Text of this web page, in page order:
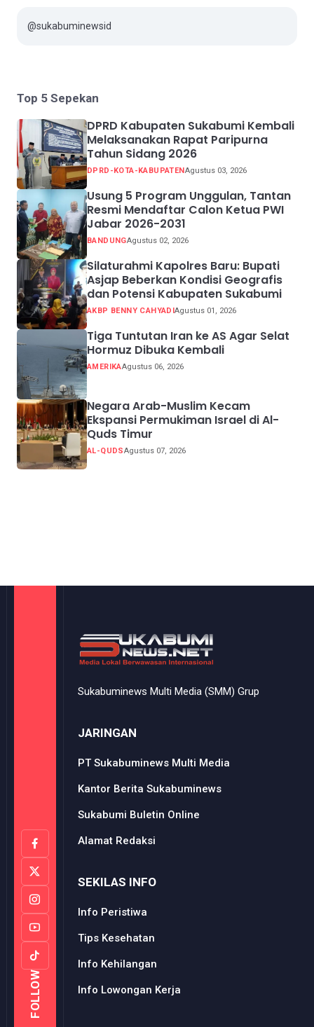
@sukabuminewsid
Top 5 Sepekan
DPRD Kabupaten Sukabumi Kembali
Melaksanakan Rapat Paripurna
Tahun Sidang 2026
DPRD-KOTA-KABUPATENAgustus 03, 2026
Usung 5 Program Unggulan, Tantan
Resmi Mendaftar Calon Ketua PWI
Jabar 2026-2031
BANDUNGAgustus 02, 2026
Silaturahmi Kapolres Baru: Bupati
Asjap Beberkan Kondisi Geografis
dan Potensi Kabupaten Sukabumi
AKBP BENNY CAHYADIAgustus 01, 2026
Tiga Tuntutan Iran ke AS Agar Selat
Hormuz Dibuka Kembali
AMERIKAAgustus 06, 2026
Negara Arab-Muslim Kecam
Ekspansi Permukiman Israel di Al-
Quds Timur
AL-QUDSAgustus 07, 2026
FOLLOW
Sukabuminews Multi Media (SMM) Grup
JARINGAN
PT Sukabuminews Multi Media
Kantor Berita Sukabuminews
Sukabumi Buletin Online
Alamat Redaksi
SEKILAS INFO
Info Peristiwa
Tips Kesehatan
Info Kehilangan
Info Lowongan Kerja